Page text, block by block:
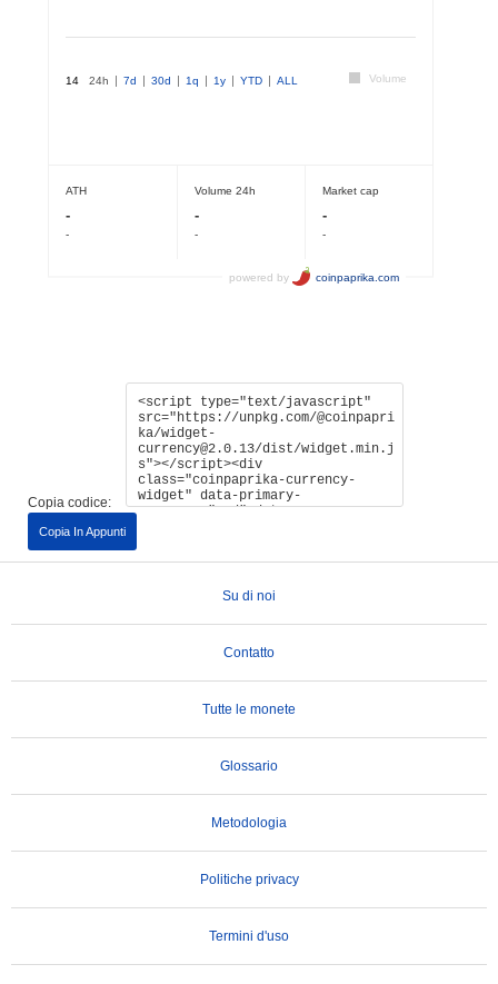
Copia codice:
Copia In Appunti
Su di noi
Contatto
Tutte le monete
Glossario
Metodologia
Politiche privacy
Termini d'uso